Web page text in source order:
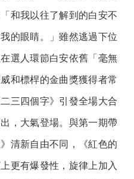
和我以往了解到的白安不
的眼睛。」雖然逃過下位
選人環節白安依舊「毫無
和標桿的金曲獎獲得者常
三四個字》引發全場大合
，大氣登場。與第一期帶
清新自由不同，《紅色的
更有爆發性，旋律上加入